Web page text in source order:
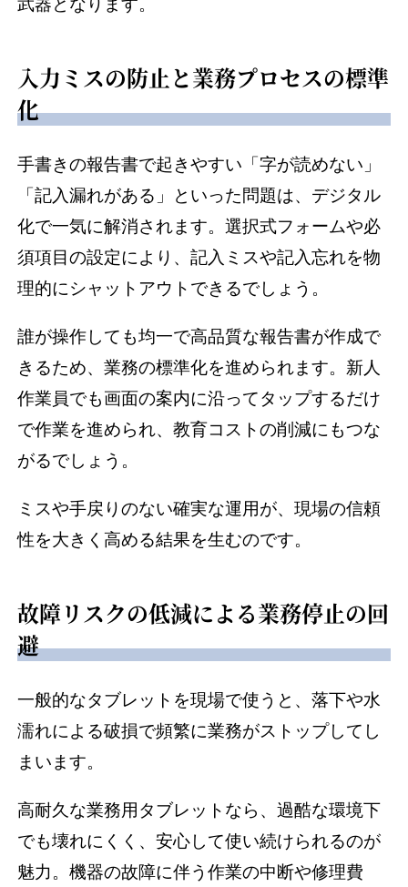
入力ミスの防止と業務プロセスの標準
化
手書きの報告書で起きやすい「字が読めない」
「記入漏れがある」といった問題は、デジタル
化で一気に解消されます。選択式フォームや必
須項目の設定により、記入ミスや記入忘れを物
理的にシャットアウトできるでしょう。
誰が操作しても均一で高品質な報告書が作成で
きるため、業務の標準化を進められます。新人
作業員でも画面の案内に沿ってタップするだけ
で作業を進められ、教育コストの削減にもつな
がるでしょう。
ミスや手戻りのない確実な運用が、現場の信頼
性を大きく高める結果を生むのです。
故障リスクの低減による業務停止の回
避
一般的なタブレットを現場で使うと、落下や水
濡れによる破損で頻繁に業務がストップしてし
まいます。
高耐久な業務用タブレットなら、過酷な環境下
でも壊れにくく、安心して使い続けられるのが
魅力。機器の故障に伴う作業の中断や修理費